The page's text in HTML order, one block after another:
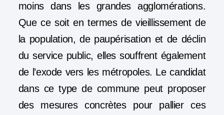
moins dans les grandes agglomérations.
Que ce soit en termes de vieillissement de
la population, de paupérisation et de déclin
du service public, elles souffrent également
de l’exode vers les métropoles. Le candidat
dans ce type de commune peut proposer
des mesures concrètes pour pallier ces